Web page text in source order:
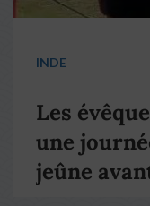
INDE
Les
une
jeûne